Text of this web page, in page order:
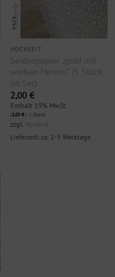
HOCHZEIT
Seidenpapier „gold mit
weißen Herzen“ (5 Stück
im Set)
2,00 €
Enthält 19% MwSt.
(2,00€/ 1 Stück)
zzgl. Versand
Lieferzeit: ca. 2-3 Werktage